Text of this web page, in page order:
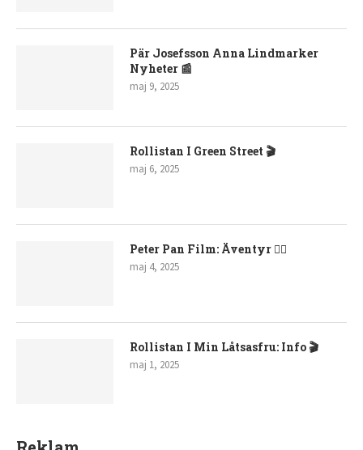
Pär Josefsson Anna Lindmarker
Nyheter 📰
maj 9, 2025
Rollistan I Green Street 🎬
maj 6, 2025
Peter Pan Film: Äventyr 🧚‍♂️
maj 4, 2025
Rollistan I Min Låtsasfru: Info 🎬
maj 1, 2025